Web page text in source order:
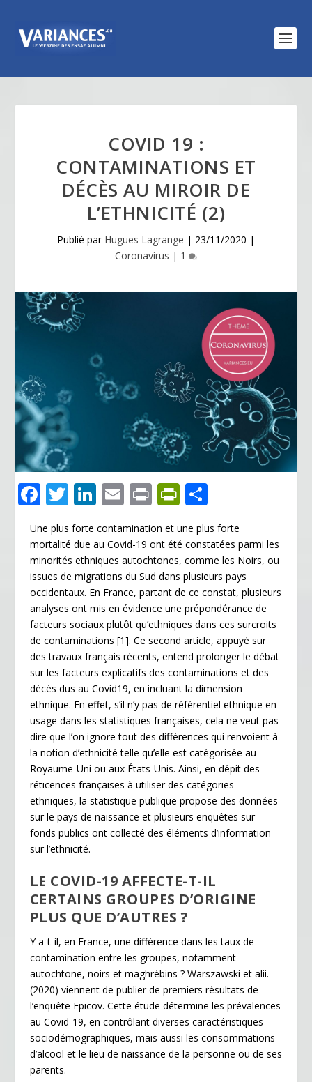
COVID 19 :
CONTAMINATIONS ET
DÉCÈS AU MIROIR DE
L’ETHNICITÉ (2)
Publié par Hugues Lagrange | 23/11/2020 |
Coronavirus | 1
F
ac
e
b
o
o
k
T
w
itt
er
Li
k
e
dI
n
E
ai
l
Pr
t
Pr
tF
ri
e
n
dl
y
ar
ta
g
er
Une plus forte contamination et une plus forte
mortalité due au Covid-19 ont été constatées parmi les
minorités ethniques autochtones, comme les Noirs, ou
issues de migrations du Sud dans plusieurs pays
occidentaux. En France, partant de ce constat, plusieurs
analyses ont mis en évidence une prépondérance de
facteurs sociaux plutôt qu’ethniques dans ces surcroits
de contaminations [1]. Ce second article, appuyé sur
des travaux français récents, entend prolonger le débat
sur les facteurs explicatifs des contaminations et des
décès dus au Covid19, en incluant la dimension
ethnique. En effet, s’il n’y pas de référentiel ethnique en
usage dans les statistiques françaises, cela ne veut pas
dire que l’on ignore tout des différences qui renvoient à
la notion d’ethnicité telle qu’elle est catégorisée au
Royaume-Uni ou aux États-Unis. Ainsi, en dépit des
réticences françaises à utiliser des catégories
ethniques, la statistique publique propose des données
sur le pays de naissance et plusieurs enquêtes sur
fonds publics ont collecté des éléments d’information
sur l’ethnicité.
LE COVID-19 AFFECTE-T-IL
CERTAINS GROUPES D’ORIGINE
PLUS QUE D’AUTRES ?
Y a-t-il, en France, une différence dans les taux de
contamination entre les groupes, notamment
autochtone, noirs et maghrébins ? Warszawski et alii.
(2020) viennent de publier de premiers résultats de
l’enquête Epicov. Cette étude détermine les prévalences
au Covid-19, en contrôlant diverses caractéristiques
sociodémographiques, mais aussi les consommations
d’alcool et le lieu de naissance de la personne ou de ses
parents.